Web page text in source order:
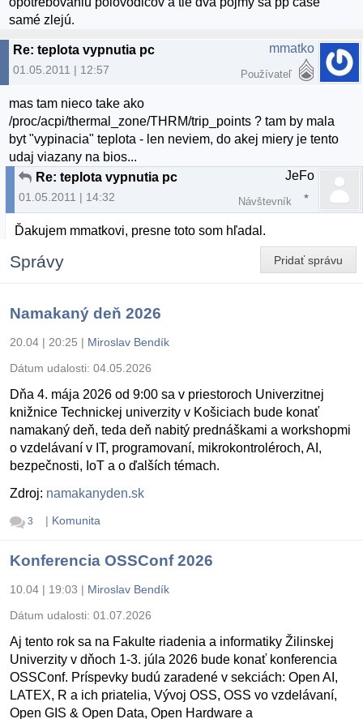
samé zlejú.
Re: teplota vypnutia pc
01.05.2011 | 12:57
mmatko
Používateľ
mas tam nieco take ako
/proc/acpi/thermal_zone/THRM/trip_points ? tam by mala
byt "vypinacia" teplota - len neviem, do akej miery je tento
udaj viazany na bios...
Re: teplota vypnutia pc
01.05.2011 | 14:32
JeFo
Návštevník
Ďakujem mmatkovi, presne toto som hľadal.
Pridať správu
Správy
Namakaný deň 2026
20.04 | 20:25 | Miroslav Bendík
Dátum udalosti: 04.05.2026
Dňa 4. mája 2026 od 9:00 sa v priestoroch Univerzitnej
knižnice Technickej univerzity v Košiciach bude konať
namakaný deň, teda deň nabitý prednáškami a workshopmi
o vzdelávaní v IT, programovaní, mikrokontroléroch, AI,
bezpečnosti, IoT a o ďalších témach.
Zdroj: namakanyden.sk
3 | Komunita
Konferencia OSSConf 2026
10.04 | 19:03 | Miroslav Bendík
Dátum udalosti: 01.07.2026
Aj tento rok sa na Fakulte riadenia a informatiky Žilinskej
Univerzity v dňoch 1-3. júla 2026 bude konať konferencia
OSSConf. Príspevky budú zaradené v sekciách: Open AI,
LATEX, R a ich priatelia, Vývoj OSS, OSS vo vzdelávaní,
Open GIS & Open Data, Open Hardware a